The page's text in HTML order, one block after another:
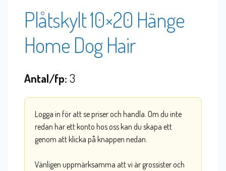
Plåtskylt 10×20 Hänge
Home Dog Hair
Antal/fp: 3
Logga in för att se priser och handla. Om du inte
redan har ett konto hos oss kan du skapa ett
genom att klicka på knappen nedan.
Vänligen uppmärksamma att vi är grossister och